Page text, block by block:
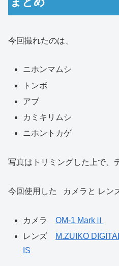
今回撮れたのは、
ニホンマムシ
トンボ
アブ
カミキリムシ
ニホントカゲ
写真はトリミングした上で、
今回使用した カメラと レン
カメラOM-1 MarkⅡ
レンズ
M.ZUIKO
IS